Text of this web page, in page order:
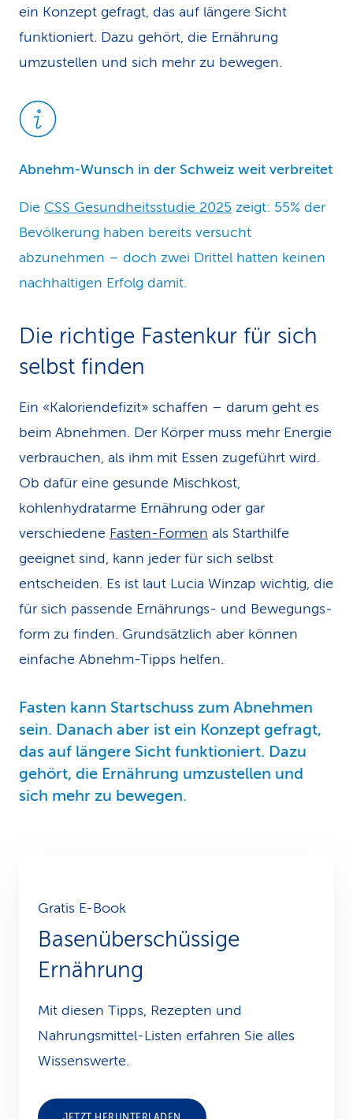
ein Konzept gefragt, das auf längere Sicht
funktioniert. Dazu gehört, die Ernährung
umzustellen und sich mehr zu bewegen.
Abnehm-Wunsch in der Schweiz weit verbreitet
Die CSS Gesundheitsstudie 2025 zeigt: 55% der
Bevölkerung haben bereits versucht
abzunehmen – doch zwei Drittel hatten keinen
nachhaltigen Erfolg damit.
Die richtige Fastenkur für sich
selbst finden
Ein «Kaloriendefizit» schaffen – darum geht es
beim Abnehmen. Der Körper muss mehr Energie
verbrauchen, als ihm mit Essen zugeführt wird.
Ob dafür eine gesunde Mischkost,
kohlenhydratarme Ernährung oder gar
verschiedene Fasten-Formen als Starthilfe
geeignet sind, kann jeder für sich selbst
entscheiden. Es ist laut Lucia Winzap wichtig, die
für sich passende Ernährungs- und Bewegungs­
form zu finden. Grundsätzlich aber können
einfache Abnehm-Tipps helfen.
Fasten kann Startschuss zum Abnehmen
sein. Danach aber ist ein Konzept gefragt,
das auf längere Sicht funktioniert. Dazu
gehört, die Ernährung umzustellen und
sich mehr zu bewegen.
Gratis E-Book
Basenüber­schüs­si­ge
Ernährung
Mit diesen Tipps, Rezepten und
Nahrungsmittel-Listen erfahren Sie alles
Wissenswerte.